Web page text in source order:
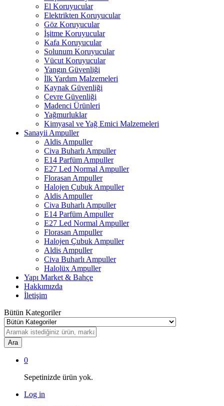
El Koruyucular
Elektrikten Koruyucular
Göz Koruyucular
İşitme Koruyucular
Kafa Koruyucular
Solunum Koruyucular
Vücut Koruyucular
Yangın Güvenliği
İlk Yardım Malzemeleri
Kaynak Güvenliği
Çevre Güvenliği
Madenci Ürünleri
Yağmurluklar
Kimyasal ve Yağ Emici Malzemeleri
Sanayii Ampuller
Aldis Ampuller
Civa Buharlı Ampuller
E14 Parfüm Ampuller
E27 Led Normal Ampuller
Florasan Ampuller
Halojen Çubuk Ampuller
Aldis Ampuller
Civa Buharlı Ampuller
E14 Parfüm Ampuller
E27 Led Normal Ampuller
Florasan Ampuller
Halojen Çubuk Ampuller
Aldis Ampuller
Civa Buharlı Ampuller
Halolüx Ampuller
Yapı Market & Bahçe
Hakkımızda
İletişim
Bütün Kategoriler
Ara
0
Sepetinizde ürün yok.
Log in